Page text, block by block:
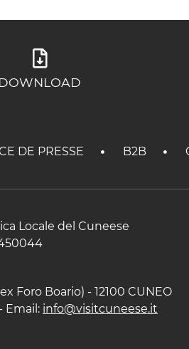
DOWNLOAD
DE PRESSE B2B
Locale del Cuneese
Foro Boario) - 12100 CUNEO
Email: info@visitcuneese.it